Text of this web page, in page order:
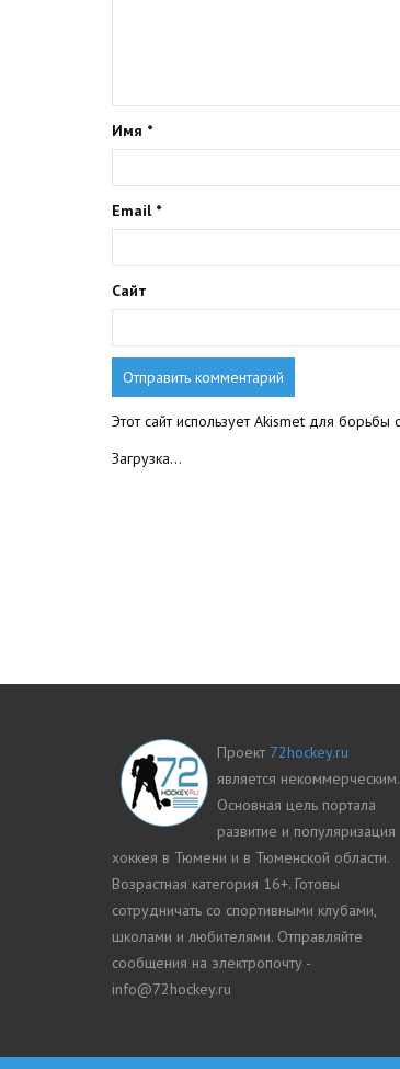
Имя *
Email *
Сайт
Этот сайт использует Akismet для борьбы
Загрузка...
Проект 72hockey.ru
является некоммерческим.
Основная цель портала
развитие и популяризация
хоккея в Тюмени и в Тюменской области.
Возрастная категория 16+. Готовы
сотрудничать со спортивными клубами,
школами и любителями. Отправляйте
сообщения на электропочту -
info@72hockey.ru